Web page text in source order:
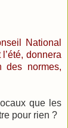
National
donnera
des normes,
que les
pour rien ?